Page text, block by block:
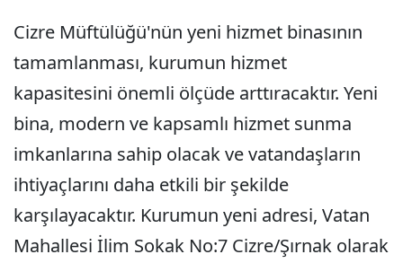
Cizre Müftülüğü'nün yeni hizmet binasının
tamamlanması, kurumun hizmet
kapasitesini önemli ölçüde arttıracaktır. Yeni
bina, modern ve kapsamlı hizmet sunma
imkanlarına sahip olacak ve vatandaşların
ihtiyaçlarını daha etkili bir şekilde
karşılayacaktır. Kurumun yeni adresi, Vatan
Mahallesi İlim Sokak No:7 Cizre/Şırnak olarak